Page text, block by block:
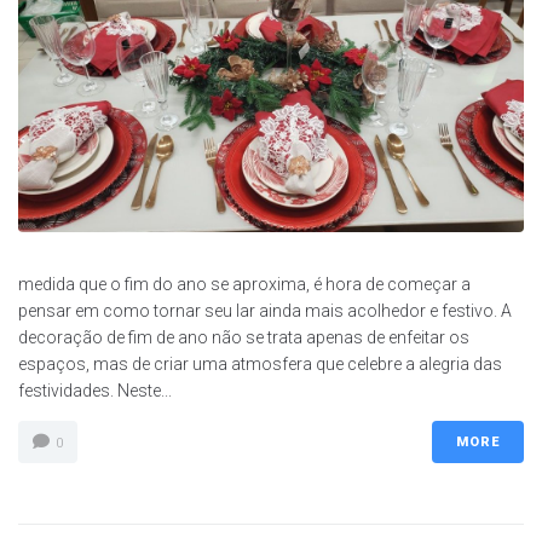
medida que o fim do ano se aproxima, é hora de começar a
pensar em como tornar seu lar ainda mais acolhedor e festivo. A
decoração de fim de ano não se trata apenas de enfeitar os
espaços, mas de criar uma atmosfera que celebre a alegria das
festividades. Neste...
0 MORE